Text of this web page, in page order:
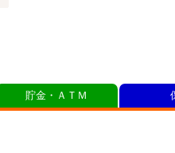
貯金・ＡＴＭ